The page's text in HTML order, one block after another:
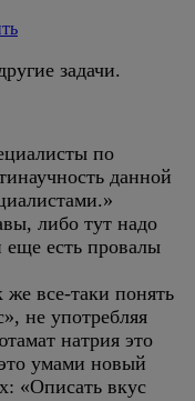
задачи.
по
данной
либо тут надо
еще есть провалы
же все-таки понять
не употребляя
натрия это
умами новый
«Описать вкус